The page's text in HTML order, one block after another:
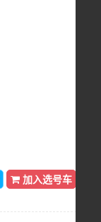
加入选号车